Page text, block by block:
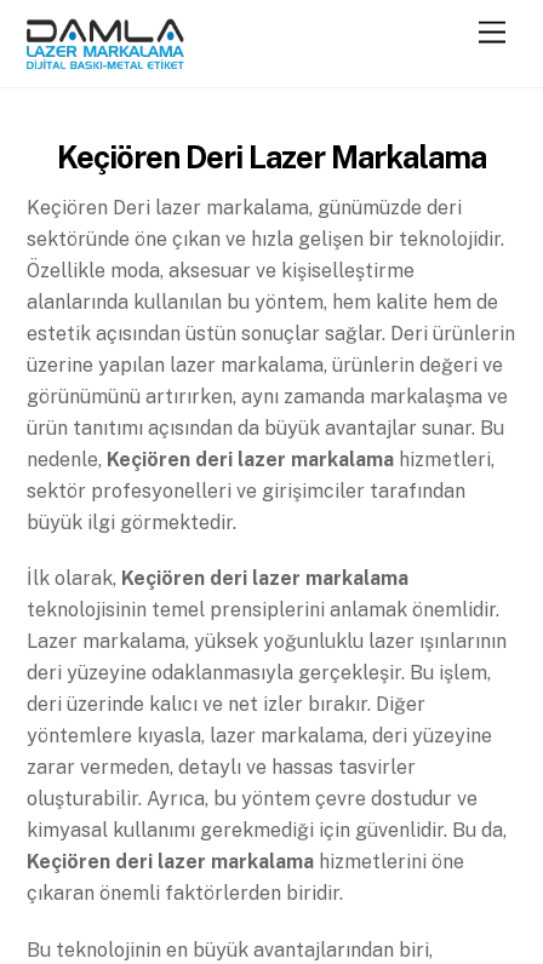
Skip
content
Keçiören Deri Lazer Markalama
Keçiören Deri lazer markalama, günümüzde deri
sektöründe öne çıkan ve hızla gelişen bir teknolojidir.
Özellikle moda, aksesuar ve kişiselleştirme
alanlarında kullanılan bu yöntem, hem kalite hem de
estetik açısından üstün sonuçlar sağlar. Deri ürünlerin
üzerine yapılan lazer markalama, ürünlerin değeri ve
görünümünü artırırken, aynı zamanda markalaşma ve
ürün tanıtımı açısından da büyük avantajlar sunar. Bu
nedenle, Keçiören deri lazer markalama hizmetleri,
sektör profesyonelleri ve girişimciler tarafından
büyük ilgi görmektedir.
İlk olarak, Keçiören deri lazer markalama
teknolojisinin temel prensiplerini anlamak önemlidir.
Lazer markalama, yüksek yoğunluklu lazer ışınlarının
deri yüzeyine odaklanmasıyla gerçekleşir. Bu işlem,
deri üzerinde kalıcı ve net izler bırakır. Diğer
yöntemlere kıyasla, lazer markalama, deri yüzeyine
zarar vermeden, detaylı ve hassas tasvirler
oluşturabilir. Ayrıca, bu yöntem çevre dostudur ve
kimyasal kullanımı gerekmediği için güvenlidir. Bu da,
Keçiören deri lazer markalama hizmetlerini öne
çıkaran önemli faktörlerden biridir.
Bu teknolojinin en büyük avantajlarından biri,